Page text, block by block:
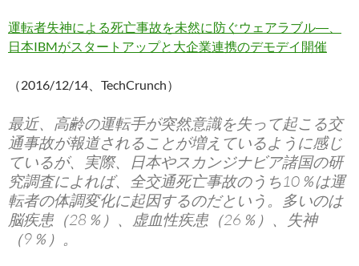
運転者失神による死亡事故を未然に防ぐウェアラブル―、
日本IBMがスタートアップと大企業連携のデモデイ開催
（2016/12/14、TechCrunch）
最近、高齢の運転手が突然意識を失って起こる交
通事故が報道されることが増えているように感じ
ているが、実際、日本やスカンジナビア諸国の研
究調査によれば、全交通死亡事故のうち10％は運
転者の体調変化に起因するのだという。多いのは
脳疾患（28％）、虚血性疾患（26％）、失神
（9％）。